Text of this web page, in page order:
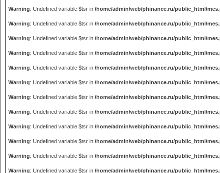
Warning: Undefined variable $tsr in /home/admin/web/phinance.ru/public_html/
Warning: Undefined variable $tsr in /home/admin/web/phinance.ru/public_html/
Warning: Undefined variable $tsr in /home/admin/web/phinance.ru/public_html/
Warning: Undefined variable $tsr in /home/admin/web/phinance.ru/public_html/
Warning: Undefined variable $tsr in /home/admin/web/phinance.ru/public_html/
Warning: Undefined variable $tsr in /home/admin/web/phinance.ru/public_html/
Warning: Undefined variable $tsr in /home/admin/web/phinance.ru/public_html/
Warning: Undefined variable $tsr in /home/admin/web/phinance.ru/public_html/
Warning: Undefined variable $tsr in /home/admin/web/phinance.ru/public_html/
Warning: Undefined variable $tsr in /home/admin/web/phinance.ru/public_html/
Warning: Undefined variable $tsr in /home/admin/web/phinance.ru/public_html/
Warning: Undefined variable $tsr in /home/admin/web/phinance.ru/public_html/